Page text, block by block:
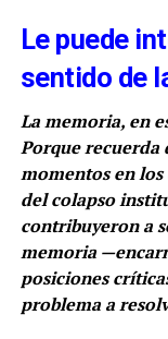
Le puede
sentido de
La memoria, en
Porque recuerda
momentos en
del colapso
contribuyeron a
memoria
posiciones
problema a